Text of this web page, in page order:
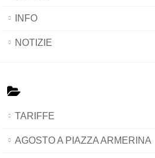
INFO
NOTIZIE
TARIFFE
AGOSTO A PIAZZA ARMERINA